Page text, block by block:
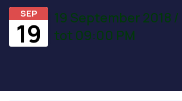
SEP
19
19 September 2018
tot 09:00 PM